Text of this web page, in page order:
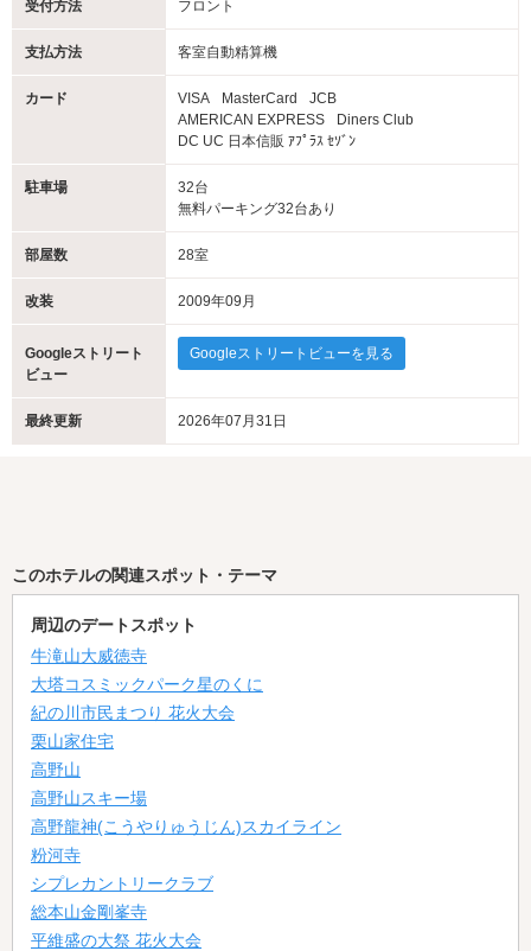
受付方法 フロント
支払方法 客室自動精算機
カード VISA MasterCard
JCB
AMERICAN EXPRESS
Diners Club
DC UC 日本信販 ｱﾌﾟﾗｽ ｾｿﾞﾝ
駐車場
32台
無料パーキング32台あり
部屋数 28室
改装 2009年09月
Googleストリート
ビュー
Googleストリートビューを見る
最終更新 2026年07月31日
このホテルの関連スポット・テーマ
周辺のデートスポット
牛滝山大威徳寺
大塔コスミックパーク星のくに
紀の川市民まつり 花火大会
栗山家住宅
高野山
高野山スキー場
高野龍神(こうやりゅうじん)スカイライン
粉河寺
シプレカントリークラブ
総本山金剛峯寺
平維盛の大祭 花火大会